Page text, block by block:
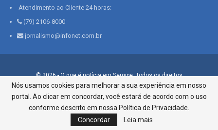
Atendimento ao Cliente 24 horas:
(79) 2106-8000
jornalismo@infonet.com.br
© 2026 - O que é notícia em Sergipe. Todos os direitos
reservados.
Infonet - Rua Monsenhor Silveira 276, Bairro São José |
Aracaju-SE, CEP 49015-030, Fone: 79.2106.8000 - CI Centro de
Informações LTDA
Nós usamos cookies para melhorar a sua experiência em nosso
portal. Ao clicar em concordar, você estará de acordo com o uso
conforme descrito em nossa Política de Privacidade.
Concordar
Leia mais